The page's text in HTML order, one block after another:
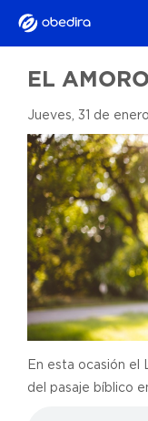
EL
Jueves, 31 de enero
En esta ocasión el
del pasaje bíblico